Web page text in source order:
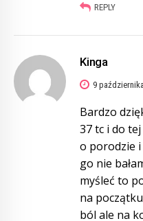
REPLY
Kinga
9
Bardzo
37 tc i do
o porodzie
go nie
myśleć to
na
ból ale na